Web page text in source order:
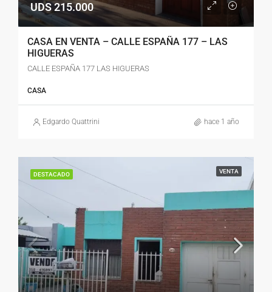
UDS 215.000
CASA EN VENTA – CALLE ESPAÑA 177 – LAS
HIGUERAS
CALLE ESPAÑA 177 LAS HIGUERAS
CASA
Edgardo Quattrini hace 1 año
DESTACADO VENTA